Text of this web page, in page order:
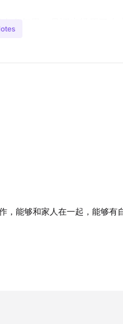
多年里，见证也经历了大
大家第一时间都会向使领
收到了各界人士给她邮寄
也捡起了许多年少的爱好。
。她说退休后像是开启了
”。
。欢迎你点开这期节目，
的耀眼。
，能够和家人在一起，能够有